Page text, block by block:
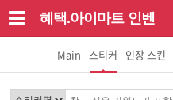
혜택.아이마트 인벤
Main 스티커 인장 스킨